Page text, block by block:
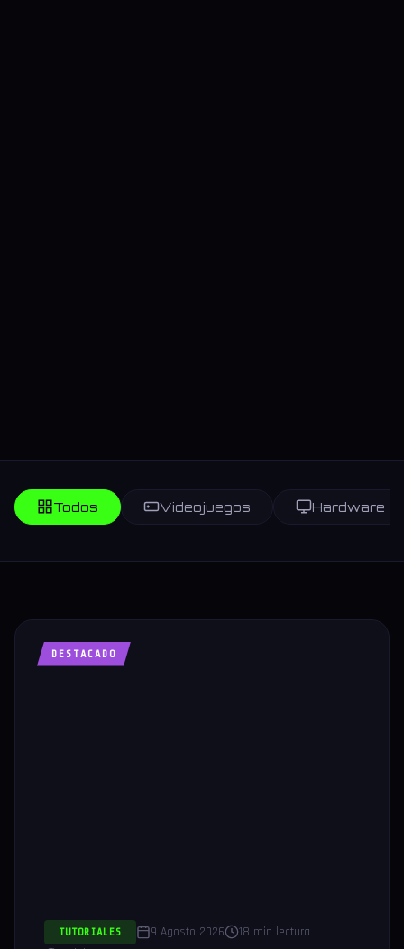
Todos Videojuegos Hardware
DESTACADO
TUTORIALES 9 Agosto 2026
18 min lectura